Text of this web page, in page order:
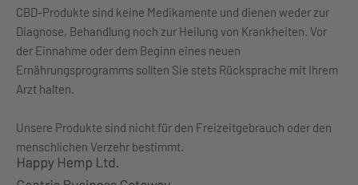
CBD-Produkte sind keine Medikamente und dienen weder zur
Diagnose, Behandlung noch zur Heilung von Krankheiten. Vor
der Einnahme oder dem Beginn eines neuen
Ernährungsprogramms sollten Sie stets Rücksprache mit Ihrem
Arzt halten.
Unsere Produkte sind nicht für den Freizeitgebrauch oder den
menschlichen Verzehr bestimmt.